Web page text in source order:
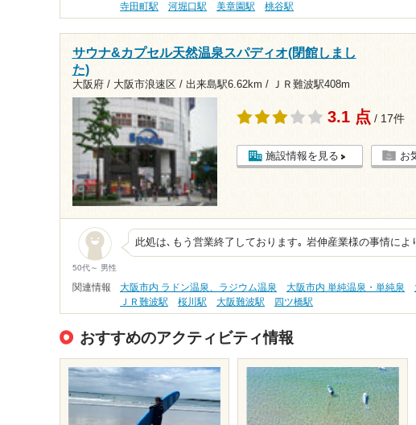
寺田町駅
河堀口駅 美章園駅 桃谷駅
サウナ&カプセル天然温泉スパディオ(閉館しまし
た)
大阪府 / 大阪市浪速区 / 出来島駅6.62km / ＪＲ難波駅408m
3.1 点 / 17件
施設情報を見る お
50代～ 男性
此処は､もう営業終了しております｡ 岩伸産業様の事情によ
関連情報 大阪市内 ラドン温泉、ラジウム温泉 大阪市内 単純温泉・単純泉
ＪＲ難波駅
桜川駅 大阪難波駅 四ツ橋駅
おすすめのアクティビティ情報